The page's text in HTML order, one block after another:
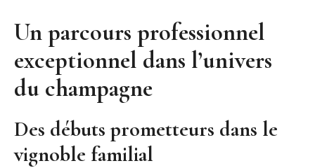
Un parcours professionnel
exceptionnel dans l’univers
du champagne
Des débuts prometteurs dans le
vignoble familial